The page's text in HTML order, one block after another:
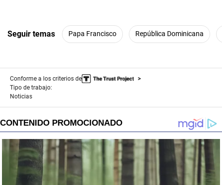
Seguir temas Papa Francisco República Dominicana
Conforme a los criterios de
Tipo de trabajo:
Noticias